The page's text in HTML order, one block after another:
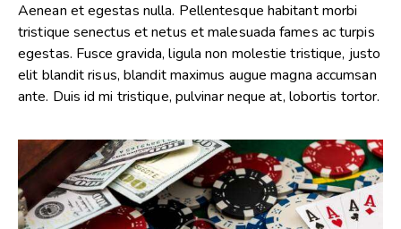
Aenean et egestas nulla. Pellentesque habitant morbi
tristique senectus et netus et malesuada fames ac turpis
egestas. Fusce gravida, ligula non molestie tristique, justo
elit blandit risus, blandit maximus augue magna accumsan
ante. Duis id mi tristique, pulvinar neque at, lobortis tortor.